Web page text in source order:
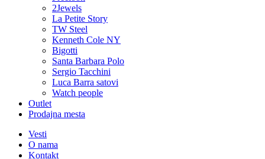
2Jewels
La Petite Story
TW Steel
Kenneth Cole NY
Bigotti
Santa Barbara Polo
Sergio Tacchini
Luca Barra satovi
Watch people
Outlet
Prodajna mesta
Vesti
O nama
Kontakt